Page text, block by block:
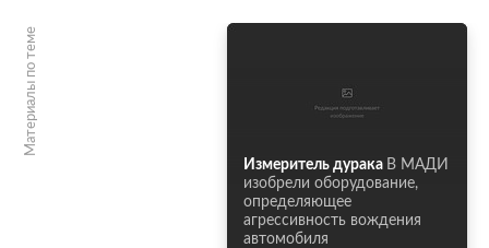
Материалы по теме
Измеритель дурака В МАДИ
изобрели оборудование,
определяющее
агрессивность вождения
автомобиля